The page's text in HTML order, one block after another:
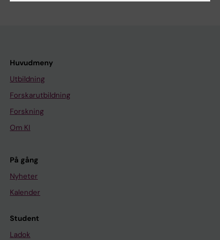
Huvudmeny
Utbildning
Forskarutbildning
Forskning
Om KI
På gång
Nyheter
Kalender
Student
Ladok